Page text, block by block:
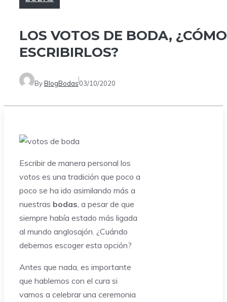
LOS VOTOS DE BODA, ¿CÓMO
ESCRIBIRLOS?
ByBlogBodas03/10/2020
Escribir de manera personal los
votos es una tradición que poco a
poco se ha ido asimilando más a
nuestras bodas , a pesar de que
siempre había estado más ligada
al mundo anglosajón. ¿Cuándo
debemos escoger esta opción?
Antes que nada, es importante
que hablemos con el cura si
vamos a celebrar una ceremonia